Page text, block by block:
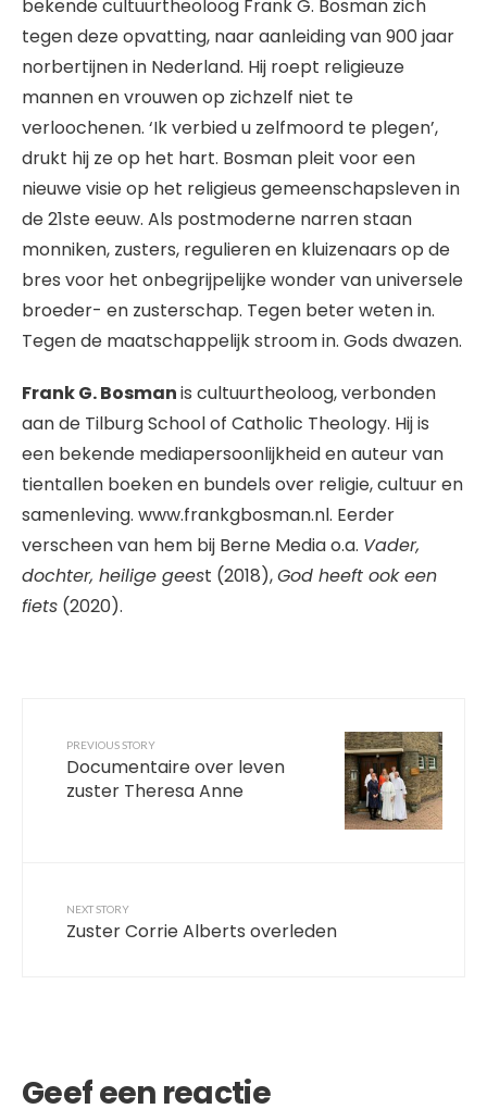
bekende cultuurtheoloog Frank G. Bosman zich
tegen deze opvatting, naar aanleiding van 900 jaar
norbertijnen in Nederland. Hij roept religieuze
mannen en vrouwen op zichzelf niet te
verloochenen. ‘Ik verbied u zelfmoord te plegen’,
drukt hij ze op het hart. Bosman pleit voor een
nieuwe visie op het religieus gemeenschapsleven in
de 21ste eeuw. Als postmoderne narren staan
monniken, zusters, regulieren en kluizenaars op de
bres voor het onbegrijpelijke wonder van universele
broeder- en zusterschap. Tegen beter weten in.
Tegen de maatschappelijk stroom in. Gods dwazen.
Frank G. Bosmanis cultuurtheoloog, verbonden
aan de Tilburg School of Catholic Theology. Hij is
een bekende mediapersoonlijkheid en auteur van
tientallen boeken en bundels over religie, cultuur en
samenleving. www.frankgbosman.nl. Eerder
verscheen van hem bij Berne Media o.a. Vader,
dochter, heilige geest (2018),God heeft ook een
fiets (2020).
PREVIOUS STORY
Documentaire over leven
zuster Theresa Anne
NEXT STORY
Zuster Corrie Alberts overleden
Geef een reactie